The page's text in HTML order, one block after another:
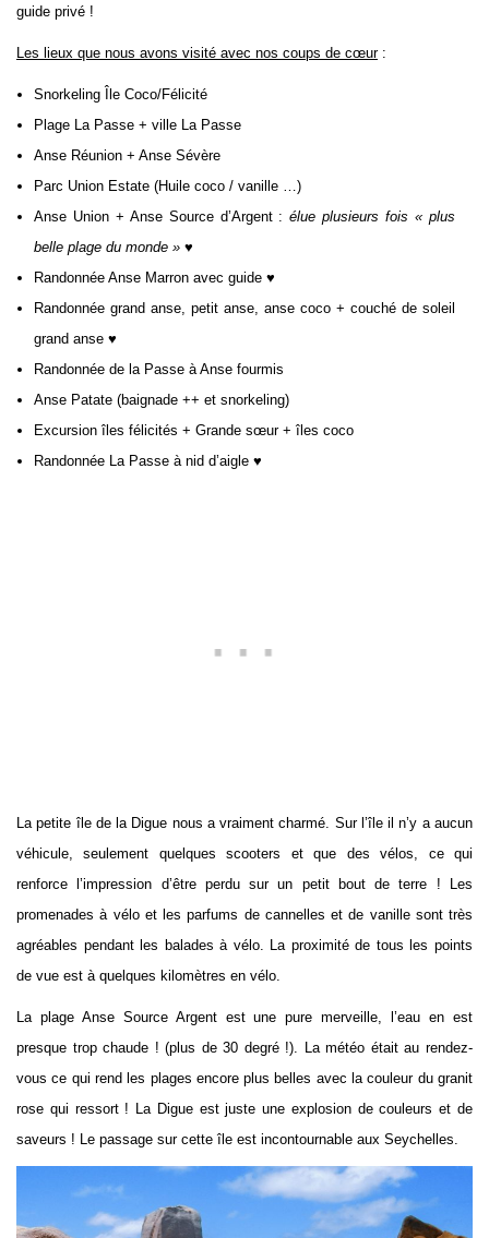
guide privé !
Les lieux que nous avons visité avec nos coups de cœur:
Snorkeling Île Coco/Félicité
Plage La Passe + ville La Passe
Anse Réunion + Anse Sévère
Parc Union Estate (Huile coco / vanille …)
Anse Union + Anse Source d’Argent :élue plusieurs fois « plus
belle plage du monde » ♥
Randonnée Anse Marron avec guide ♥
Randonnée grand anse, petit anse, anse coco + couché de soleil
grand anse ♥
Randonnée de la Passe à Anse fourmis
Anse Patate (baignade ++ et snorkeling)
Excursion îles félicités + Grande sœur + îles coco
Randonnée La Passe à nid d’aigle ♥
La petite île de la Digue nous a vraiment charmé. Sur l’île il n’y a aucun
véhicule, seulement quelques scooters et que des vélos, ce qui
renforce l’impression d’être perdu sur un petit bout de terre ! Les
promenades à vélo et les parfums de cannelles et de vanille sont très
agréables pendant les balades à vélo. La proximité de tous les points
de vue est à quelques kilomètres en vélo.
La plage Anse Source Argent est une pure merveille, l’eau en est
presque trop chaude ! (plus de 30 degré !). La météo était au rendez-
vous ce qui rend les plages encore plus belles avec la couleur du granit
rose qui ressort ! La Digue est juste une explosion de couleurs et de
saveurs ! Le passage sur cette île est incontournable aux Seychelles.